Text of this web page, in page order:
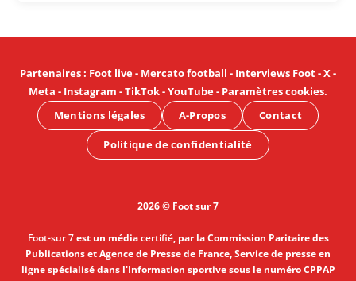
Partenaires: Foot live- Mercato football - Interviews Foot-X-
Meta - Instagram -TikTok-YouTube- Paramètres cookies.
Mentions légales
A-Propos Contact
Politique de confidentialité
2026 © Foot sur 7
Foot-sur 7est un médiacertifié, par la Commission Paritaire des
Publications et Agence de Presse de France, Service de presse en
ligne spécialisé dans l'Information sportive sous le numéro CPPAP